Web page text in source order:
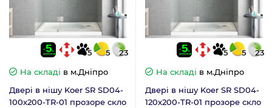
5 5
23
На складі в м.Дніпро
Двері в нішу Koer SR SD04-
100x200-TR-01 прозоре скло
5 5
23
На складі в м.Дніпро
Двері в нішу Koer SR SD04-
120x200-TR-01 прозоре скло